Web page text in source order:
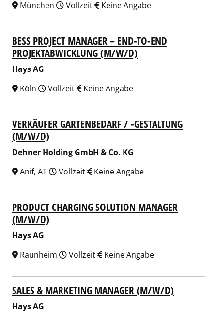
München
Vollzeit Keine Angabe
BESS PROJECT MANAGER – END-TO-END
PROJEKTABWICKLUNG (M/W/D)
Hays AG
Köln
Vollzeit Keine Angabe
VERKÄUFER GARTENBEDARF / -GESTALTUNG
(M/W/D)
Dehner Holding GmbH & Co. KG
Anif, AT
Vollzeit Keine Angabe
PRODUCT CHARGING SOLUTION MANAGER
(M/W/D)
Hays AG
Raunheim
Vollzeit Keine Angabe
SALES & MARKETING MANAGER (M/W/D)
Hays AG